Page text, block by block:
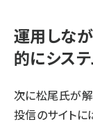
運用しな
的にシス
次に松尾氏が解
投信のサイトに